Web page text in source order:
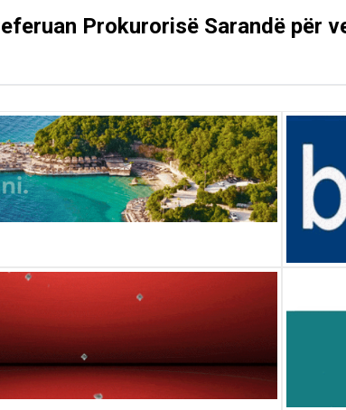
Prokurorisë Sarandë për